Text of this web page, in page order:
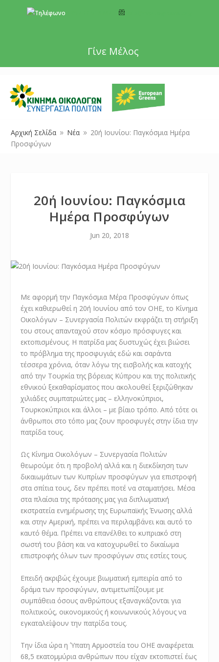
Γίνε Μέλος
Αρχική Σελίδα 9 Νέα 9 20ή Ιουνίου: Παγκόσμια Ημέρα
Προσφύγων
20ή Ιουνίου: Παγκόσμια
Ημέρα Προσφύγων
Jun 20, 2018
Με αφορμή την Παγκόσμια Μέρα Προσφύγων όπως
έχει καθιερωθεί η 20ή Ιουνίου από τον ΟΗΕ, το Κίνημα
Οικολόγων – Συνεργασία Πολιτών εκφράζει τη στήριξη
του στους απανταχού στον κόσμο πρόσφυγες και
εκτοπισμένους. Η πατρίδα μας δυστυχώς έχει βιώσει
το πρόβλημα της προσφυγιάς εδώ και σαράντα
τέσσερα χρόνια, όταν λόγω της εισβολής και κατοχής
από την Τουρκία της βόρειας Κύπρου και της πολιτικής
εθνικού ξεκαθαρίσματος που ακολουθεί ξεριζώθηκαν
χιλιάδες συμπατριώτες μας – ελληνοκύπριοι,
Τουρκοκύπριοι και άλλοι – με βίαιο τρόπο. Από τότε οι
άνθρωποι στο τόπο μας ζουν προσφυγές στην ίδια την
πατρίδα τους.
Ως Κίνημα Οικολόγων – Συνεργασία Πολιτών
θεωρούμε ότι η προβολή αλλά και η διεκδίκηση των
δικαιωμάτων των Κυπρίων προσφύγων για επιστροφή
στα σπίτια τους, δεν πρέπει ποτέ να σταματήσει. Μέσα
στα πλαίσια της πρότασης μας για διπλωματική
εκστρατεία ενημέρωσης της Ευρωπαϊκής Ένωσης αλλά
και στην Αμερική, πρέπει να περιλαμβάνει και αυτό το
καυτό θέμα. Πρέπει να επανέλθει το κυπριακό στη
σωστή του βάση και να κατοχυρωθεί το δικαίωμα
επιστροφής όλων των προσφύγων στις εστίες τους.
Επειδή ακριβώς έχουμε βιωματική εμπειρία από το
δράμα των προσφύγων, αντιμετωπίζουμε με
συμπάθεια όσους ανθρώπους εξαναγκάζονται για
πολιτικούς, οικονομικούς ή κοινωνικούς λόγους να
εγκαταλείψουν την πατρίδα τους.
Την ίδια ώρα η Ύπατη Αρμοστεία του ΟΗΕ αναφέρεται
68,5 εκατομμύρια ανθρώπων που είχαν εκτοπιστεί έως